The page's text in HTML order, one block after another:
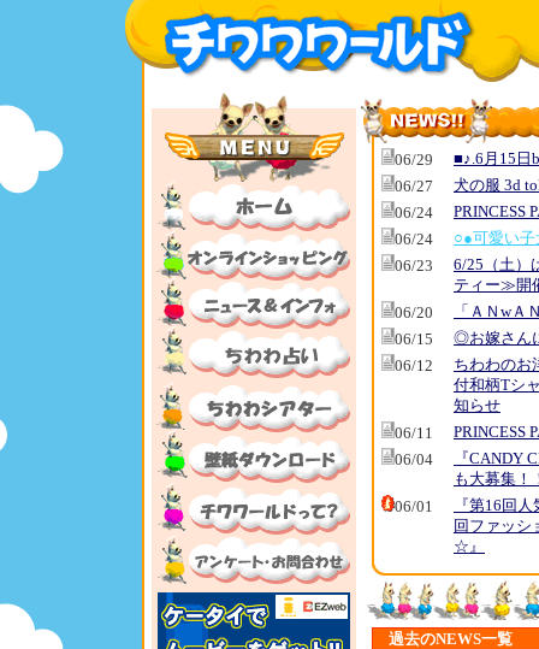
06/29
■♪.6月15日
06/27
犬の服 3d
06/24
PRINCESS
06/24
○●可愛い
06/23
6/25（土）
ティー≫開
06/20
「ＡＮwＡ
06/15
◎お嫁さん
06/12
ちわわのお
付和柄Tシ
知らせ
06/11
PRINCESS
06/04
『CANDY
も大募集！
06/01
『第16回
回ファッシ
☆』
過去のNEWS一覧